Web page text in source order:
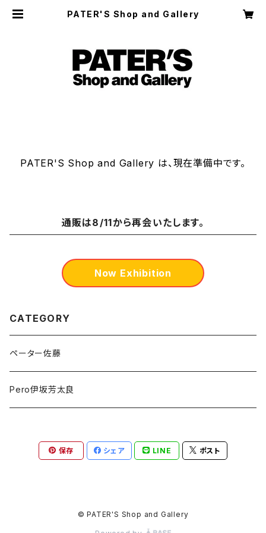
PATER'S Shop and Gallery
PATER'S Shop and Gallery は、現在準備中です。
通販は8/11から再会いたします。
Now Exhibition
CATEGORY
ペーター佐藤
Pero伊坂芳太良
保存 シェア LINE ポスト
© PATER'S Shop and Gallery